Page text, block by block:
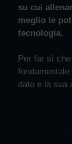
su cui
meglio le
tecnologia.
Per far sì
dato e la sua